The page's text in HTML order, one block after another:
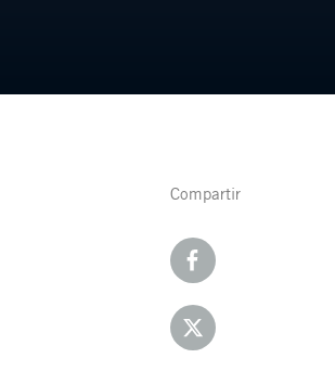
Compartir